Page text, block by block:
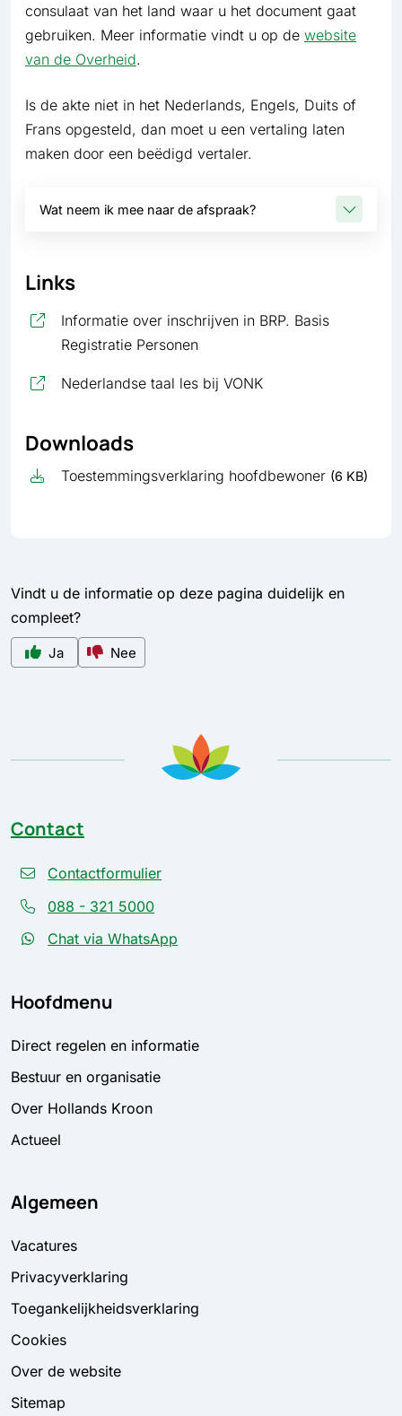
consulaat van het land waar u het document gaat
gebruiken. Meer informatie vindt u op de website
van de Overheid.
Is de akte niet in het Nederlands, Engels, Duits of
Frans opgesteld, dan moet u een vertaling laten
maken door een beëdigd vertaler.
Wat neem ik mee naar de afspraak?
Links
Informatie over inschrijven in BRP. Basis
Registratie Personen
Nederlandse taal les bij VONK, opent in nieuw
Downloads
Toestemmingsverklaring hoofdbewoner (6 KB)
Vindt u de informatie op deze pagina duidelijk en
compleet?
Ja Nee
Contact
Contactformulier
088 - 321 5000
Chat via WhatsApp
Hoofdmenu
Direct regelen en informatie
Bestuur en organisatie
Over Hollands Kroon
Actueel
Algemeen
Vacatures
Privacyverklaring
Toegankelijkheidsverklaring
Cookies
Over de website
Sitemap